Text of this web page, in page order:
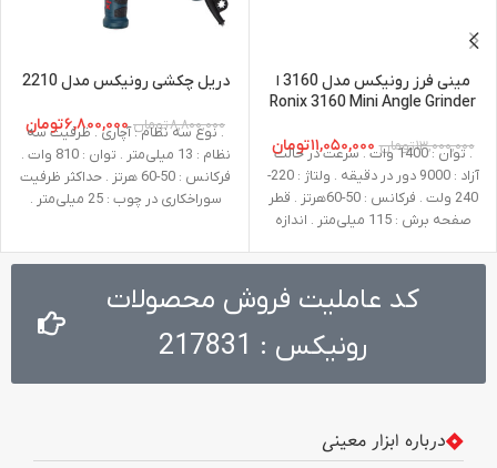
مینی فرز رونیکس مدل 3160 ا
Ronix 3160 Mini Angle Grinder
۱۳,۰۰۰,۰۰۰تومان ۱۱,۰۵۰,۰۰۰تومان
. توان : 1400 وات . سرعت در حالت
آزاد : 9000 دور در دقیقه . ولتاژ : 220-
240 ولت . فرکانس : 50-60هرتز . قطر
صفحه برش : 115 میلی‌متر . اندازه
متعلقات : دسته جانبی طراحی شده
توسط رونیکس، گارد، آچار صفحه،
آچار آلن
دریل چکشی رونیکس مدل 2210
۸,۸۰۰,۰۰۰تومان ۶,۸۰۰,۰۰۰تومان
. نوع سه نظام : آچاری . ظرفیت سه
نظام : 13 میلی‌متر . توان : 810 وات .
فرکانس : 50-60 هرتز . حداکثر ظرفیت
سوراخکاری در چوب : 25 میلی‌متر .
در بتن : 13 میلی‌متر . سرعت در حالت
ولتاژ : 220-240 ولت . وزن : 2.4
کیلوگرم . نوع بسته ‌بندی : کیف
BMC مقاوم در برابر ضربه . متعلقات :
کد عاملیت فروش محصولات
رونیکس : 217831
درباره ابزار معینی